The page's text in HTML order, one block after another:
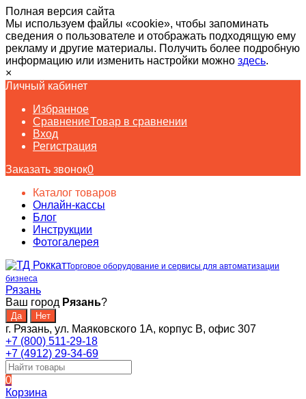
Полная версия сайта
Мы используем файлы «cookie», чтобы запоминать
сведения о пользователе и отображать подходящую ему
рекламу и другие материалы. Получить более подробную
информацию или изменить настройки можно здесь.
×
Личный кабинет
Избранное
СравнениеТовар в сравнении
Вход
Регистрация
Заказать звонок0
Каталог товаров
Онлайн-кассы
Блог
Инструкции
Фотогалерея
Торговое оборудование и сервисы для автоматизации
бизнеса
Рязань
Ваш город Рязань?
г. Рязань, ул. Маяковского 1А, корпус B, офис 307
+7 (800) 511-29-18
+7 (4912) 29-34-69
0
Корзина